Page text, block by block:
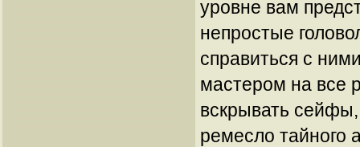
уровне вам
непростые
справиться с
мастером на все
вскрывать сейфы,
ремесло тайного